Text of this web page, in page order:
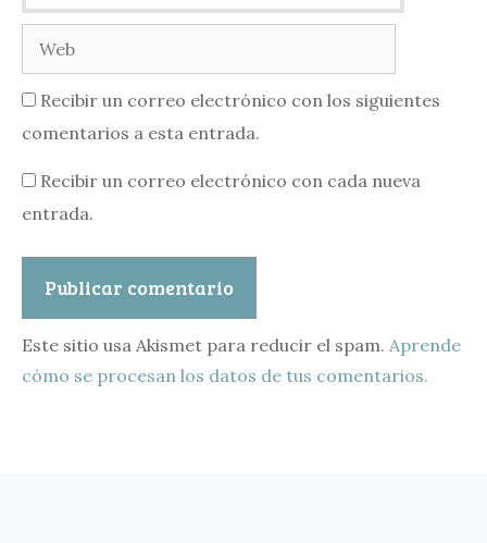
Recibir un correo electrónico con los siguientes
comentarios a esta entrada.
Recibir un correo electrónico con cada nueva
entrada.
Este sitio usa Akismet para reducir el spam. Aprende
cómo se procesan los datos de tus comentarios.